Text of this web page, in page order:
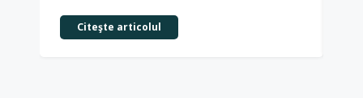
Citeşte articolul